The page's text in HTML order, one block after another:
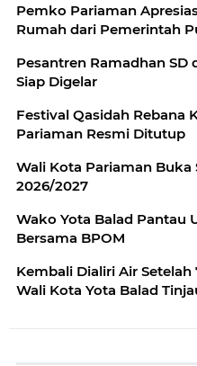
Pemko Pariaman
Rumah dari Pemerintah
Pesantren Ramadhan SD
Siap Digelar
Festival Qasidah Rebana
Pariaman Resmi Ditutup
Wali Kota Pariaman Buka
2026/2027
Wako Yota Balad Pantau
Bersama BPOM
Kembali Dialiri Air
Wali Kota Yota Balad